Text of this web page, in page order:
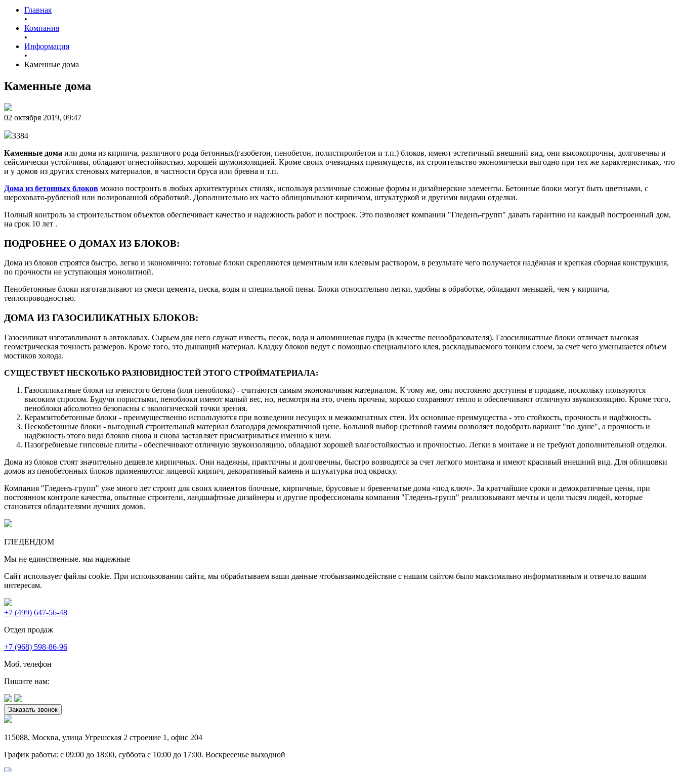
Главная
•
Компания
•
Информация
•
Каменные дома
Каменные дома
02 октября 2019, 09:47
3384
Каменные дома или дома из кирпича, различного рода бетонных(газобетон, пенобетон, полистиролбетон и т.п.) блоков, имеют эстетичный внешний вид, они высокопрочны, долговечны и
сейсмически устойчивы, обладают огнестойкостью, хорошей шумоизоляцией. Кроме своих очевидных преимуществ, их строительство экономически выгодно при тех же характеристиках, что
и у домов из других стеновых материалов, в частности бруса или бревна и т.п.
Дома из бетонных блоков можно построить в любых архитектурных стилях, используя различные сложные формы и дизайнерские элементы. Бетонные блоки могут быть цветными, с
шероховато-рубленой или полированной обработкой. Дополнительно их часто облицовывают кирпичом, штукатуркой и другими видами отделки.
Полный контроль за строительством объектов обеспечивает качество и надежность работ и построек. Это позволяет компании "Гледенъ-групп" давать гарантию на каждый построенный дом,
на срок 10 лет .
ПОДРОБНЕЕ О ДОМАХ ИЗ БЛОКОВ:
Дома из блоков строятся быстро, легко и экономично: готовые блоки скрепляются цементным или клеевым раствором, в результате чего получается надёжная и крепкая сборная конструкция,
по прочности не уступающая монолитной.
Пенобетонные блоки изготавливают из смеси цемента, песка, воды и специальной пены. Блоки относительно легки, удобны в обработке, обладают меньшей, чем у кирпича,
теплопроводностью.
ДОМА ИЗ ГАЗОСИЛИКАТНЫХ БЛОКОВ:
Газосиликат изготавливают в автоклавах. Сырьем для него служат известь, песок, вода и алюминиевая пудра (в качестве пенообразователя). Газосиликатные блоки отличает высокая
геометрическая точность размеров. Кроме того, это дышащий материал. Кладку блоков ведут с помощью специального клея, раскладываемого тонким слоем, за счет чего уменьшается объем
мостиков холода.
СУЩЕСТВУЕТ НЕСКОЛЬКО РАЗНОВИДНОСТЕЙ ЭТОГО СТРОЙМАТЕРИАЛА:
Газосиликатные блоки из ячеистого бетона (или пеноблоки) - считаются самым экономичным материалом. К тому же, они постоянно доступны в продаже, поскольку пользуются
высоким спросом. Будучи пористыми, пеноблоки имеют малый вес, но, несмотря на это, очень прочны, хорошо сохраняют тепло и обеспечивают отличную звукоизоляцию. Кроме того,
пеноблоки абсолютно безопасны с экологической точки зрения.
Керамзитобетонные блоки - преимущественно используются при возведении несущих и межкомнатных стен. Их основные преимущества - это стойкость, прочность и надёжность.
Пескобетонные блоки - выгодный строительный материал благодаря демократичной цене. Большой выбор цветовой гаммы позволяет подобрать вариант "по душе", а прочность и
надёжность этого вида блоков снова и снова заставляет присматриваться именно к ним.
Пазогребневые гипсовые плиты - обеспечивают отличную звукоизоляцию, обладают хорошей влагостойкостью и прочностью. Легки в монтаже и не требуют дополнительной отделки.
Дома из блоков стоят значительно дешевле кирпичных. Они надежны, практичны и долговечны, быстро возводятся за счет легкого монтажа и имеют красивый внешний вид. Для облицовки
домов из пенобетонных блоков применяются: лицевой кирпич, декоративный камень и штукатурка под окраску.
Компания "Гледенъ-групп" уже много лет строит для своих клиентов блочные, кирпичные, брусовые и бревенчатые дома «под ключ». За кратчайшие сроки и демократичные цены, при
постоянном контроле качества, опытные строители, ландшафтные дизайнеры и другие профессионалы компания "Гледенъ-групп" реализовывают мечты и цели тысяч людей, которые
становятся обладателями лучших домов.
ГЛЕДЕНДОМ
Мы не единственные. мы надежные
Сайт использует файлы cookie. При использовании сайта, мы обрабатываем ваши данные чтобывзаимодействие с нашим сайтом было максимально информативным и отвечало вашим
интересам.
+7 (499) 647-56-48
Отдел продаж
+7 (968) 598-86-96
Моб. телефон
Пишите нам:
Заказать звонок
115088, Москва, улица Угрешская 2 строение 1 , офис 204
График работы: c 09:00 до 18:00, суббота c 10:00 до 17:00. Воскресенье выходной